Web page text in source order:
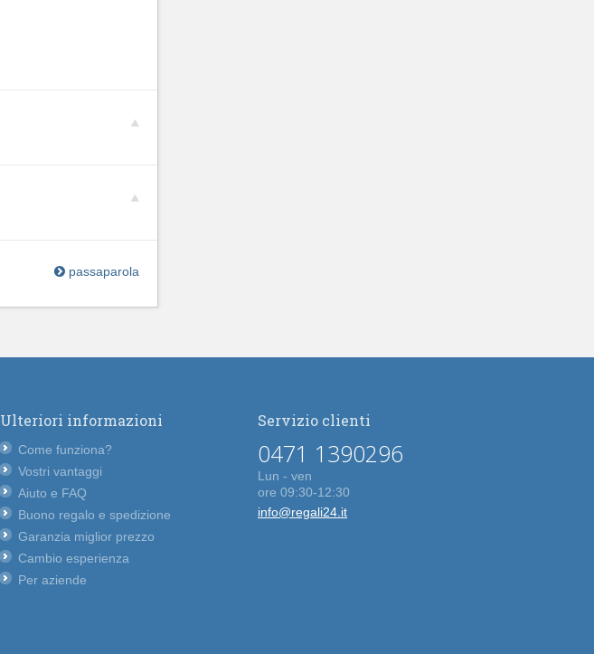
passaparola
Ulteriori informazioni
Come funziona?
Vostri vantaggi
Aiuto e FAQ
Buono regalo e spedizione
Garanzia miglior prezzo
Cambio esperienza
Per aziende
Servizio clienti
0471 1390296
Lun - ven
ore 09:30-12:30
info@regali24.it